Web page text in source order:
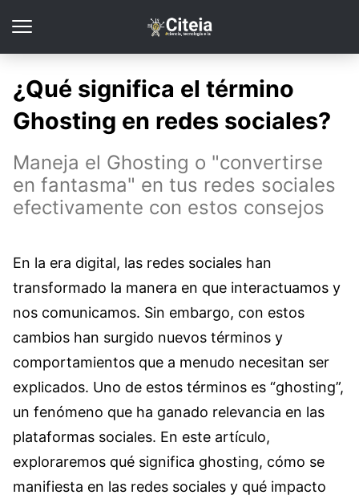
¿Qué significa el término
Ghosting en redes sociales?
Maneja el Ghosting o "convertirse
en fantasma" en tus redes sociales
efectivamente con estos consejos
En la era digital, las redes sociales han
transformado la manera en que interactuamos y
nos comunicamos. Sin embargo, con estos
cambios han surgido nuevos términos y
comportamientos que a menudo necesitan ser
explicados. Uno de estos términos es “ghosting”,
un fenómeno que ha ganado relevancia en las
plataformas sociales. En este artículo,
exploraremos qué significa ghosting, cómo se
manifiesta en las redes sociales y qué impacto